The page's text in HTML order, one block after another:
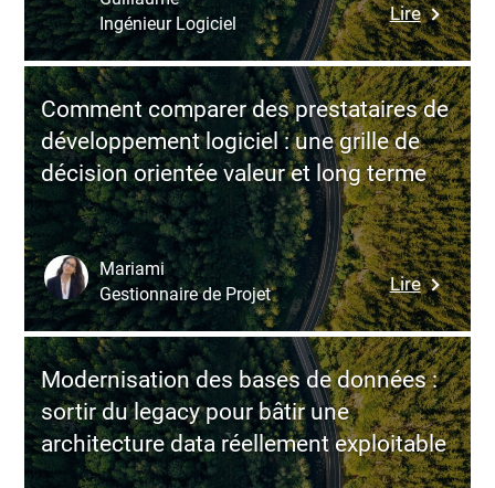
gestion
à
un
véritable
moteur
de
pour
Lire:
de
pour
critiques
:
choisir
entre
C,
C++
et
leurs
variantes
sûres
Ingénieur Logiciel
Comment comparer des prestataires de
développement logiciel : une grille de
décision orientée valeur et long terme
Lire:
des
de
logiciel
Mariami
Gestionnaire de Projet
Modernisation des bases de données :
sortir du legacy pour bâtir une
architecture data réellement exploitable